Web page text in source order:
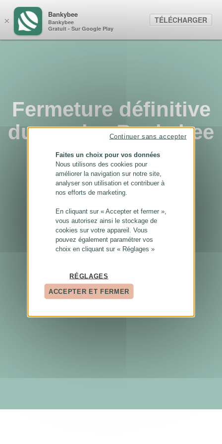
Fermeture définitive
du service Bankybee
...
×
Bankybee
Bankybee
Gratuit - Sur Google Play
TÉLÉCHARGER
Faites un choix pour vos données
Nous utilisons des cookies pour
améliorer la navigation sur notre site,
analyser son utilisation et contribuer à
nos efforts de marketing.
En cliquant sur « Accepter et fermer »,
vous autorisez ainsi le stockage de
cookies sur votre appareil. Vous
pouvez également paramétrer vos
choix en cliquant sur « Réglages »
RÉGLAGES
ACCEPTER ET FERMER
Continuer sans accepter